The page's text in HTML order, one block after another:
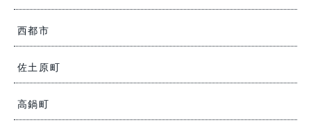
西都市
佐土原町
高鍋町